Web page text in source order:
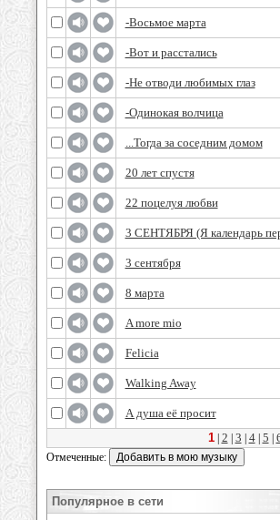
-Восьмое марта
-Вот и расстались
-Не отводи любимых глаз
-Одинокая волчица
...Тогда за соседним домом
20 лет спустя
22 поцелуя любви
3 СЕНТЯБРЯ (Я календарь
3 сентября
8 марта
A more mio
Felicia
Walking Away
А душа её просит
1| 2 3 4| 5
Отмеченные:
Популярное в сети